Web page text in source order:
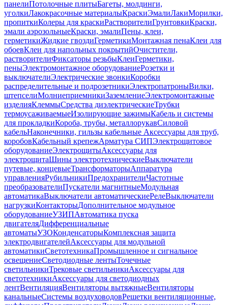
панелиПотолочные плитыБагеты, молдинги,
уголкиЛакокрасочные материалыКраскиЭмалиЛакиМорилки,
пропиткиКолеры для краскиРастворителиГрунтовкиКраски,
эмали аэрозольныеКраски, эмалиПены, клеи,
герметикиЖидкие гвоздиГерметикиМонтажная пенаКлеи для
обоевКлеи для напольных покрытийОчистители,
растворителиФиксаторы резьбыКлеиГерметики,
пеныЭлектромонтажное оборудованиеРозетки и
выключателиЭлектрические звонкиКоробки
распределительные и подрозетникиЭлектропатроныВилки,
штепселиМолниеприемникиЗаземлениеЭлектромонтажные
изделияКлеммыСредства диэлектрическиеТрубки
термоусаживаемыеИзолирующие зажимыКабель и системы
для прокладкиКороба, трубы, металлорукавСиловой
кабельНаконечники, гильзы кабельные Аксессуары для труб,
коробовКабельный крепежАрматура СИПЭлектрощитовое
оборудованиеЭлектрощитыАксессуары для
электрощитаШины электротехническиеВыключатели
путевые, концевыеТрансформаторыАппаратура
управленияРубильникиПредохранителиЧастотные
преобразователиПускатели магнитныеМодульная
автоматикаВыключатели автоматическиеРелеВыключатели
нагрузкиКонтакторыДополнительное модульное
оборудованиеУЗИПАвтоматика пуска
двигателяДифференциальные
автоматыУЗОКонденсаторыКомплексная защита
электродвигателейАксессуары для модульной
автоматикиСветотехникаПромышленное и сигнальное
освещениеСветодиодные лентыТочечные
светильникиТрековые светильникиАксессуары для
светотехникиАксессуары для светодиодных
лентВентиляцияВентиляторы вытяжныеВентиляторы
канальныеСистемы воздуховодовРешетки вентиляционные,